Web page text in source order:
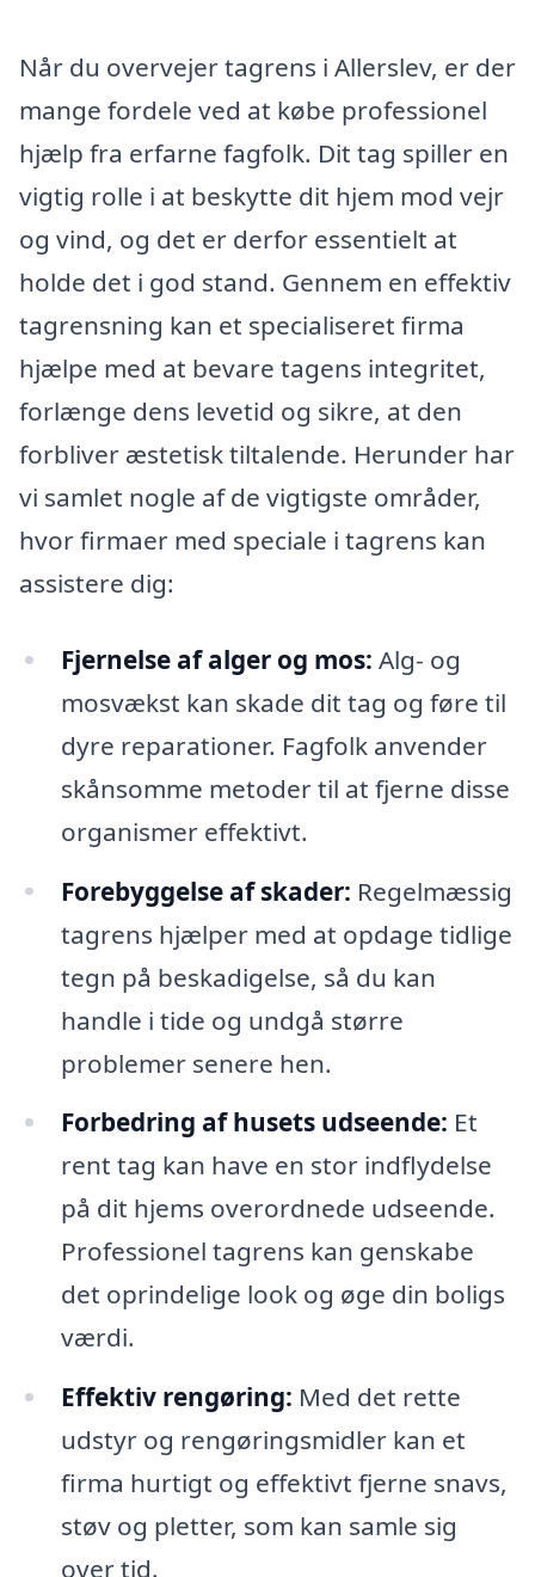
Når du overvejer tagrens i Allerslev, er der
mange fordele ved at købe professionel
hjælp fra erfarne fagfolk. Dit tag spiller en
vigtig rolle i at beskytte dit hjem mod vejr
og vind, og det er derfor essentielt at
holde det i god stand. Gennem en effektiv
tagrensning kan et specialiseret firma
hjælpe med at bevare tagens integritet,
forlænge dens levetid og sikre, at den
forbliver æstetisk tiltalende. Herunder har
vi samlet nogle af de vigtigste områder,
hvor firmaer med speciale i tagrens kan
assistere dig:
Fjernelse af alger og mos: Alg- og
mosvækst kan skade dit tag og føre til
dyre reparationer. Fagfolk anvender
skånsomme metoder til at fjerne disse
organismer effektivt.
Forebyggelse af skader: Regelmæssig
tagrens hjælper med at opdage tidlige
tegn på beskadigelse, så du kan
handle i tide og undgå større
problemer senere hen.
Forbedring af husets udseende: Et
rent tag kan have en stor indflydelse
på dit hjems overordnede udseende.
Professionel tagrens kan genskabe
det oprindelige look og øge din boligs
værdi.
Effektiv rengøring: Med det rette
udstyr og rengøringsmidler kan et
firma hurtigt og effektivt fjerne snavs,
støv og pletter, som kan samle sig
over tid.